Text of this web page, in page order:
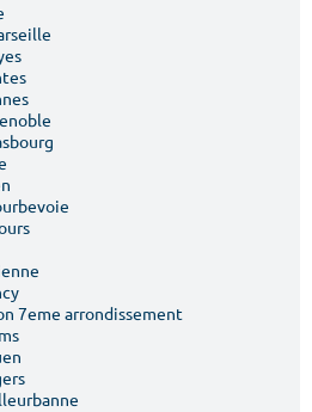
Chercher
7eme arrondissement